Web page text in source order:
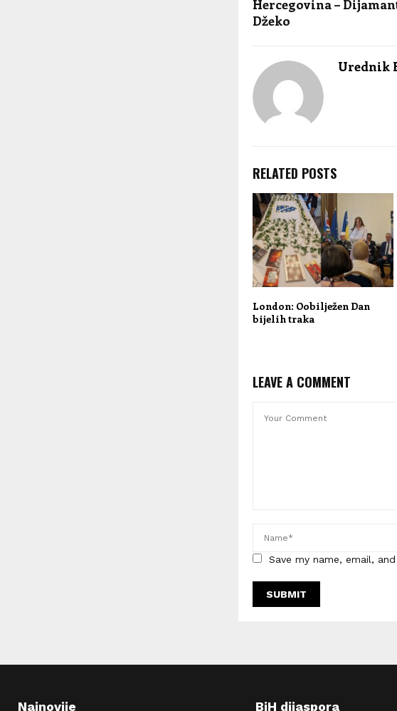
Hercegovina –
Džeko
Urednik
RELATED POSTS
London: Oobilježen Dan
bijelih traka
LEAVE A COMMENT
Save my name, email,
Najnovije BiH dijaspora